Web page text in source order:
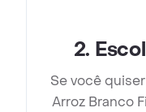
2.
Se você
Arroz Branco